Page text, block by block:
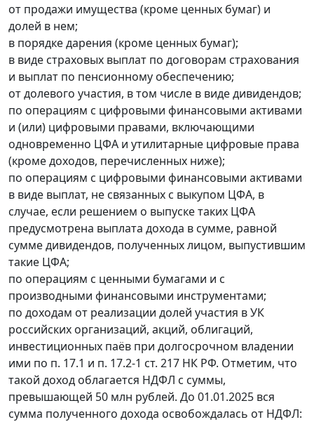
от продажи имущества (кроме ценных бумаг) и
долей в нем;
в порядке дарения (кроме ценных бумаг);
в виде страховых выплат по договорам страхования
и выплат по пенсионному обеспечению;
от долевого участия, в том числе в виде дивидендов;
по операциям с цифровыми финансовыми активами
и (или) цифровыми правами, включающими
одновременно ЦФА и утилитарные цифровые права
(кроме доходов, перечисленных ниже);
по операциям с цифровыми финансовыми активами
в виде выплат, не связанных с выкупом ЦФА, в
случае, если решением о выпуске таких ЦФА
предусмотрена выплата дохода в сумме, равной
сумме дивидендов, полученных лицом, выпустившим
такие ЦФА;
по операциям с ценными бумагами и с
производными финансовыми инструментами;
по доходам от реализации долей участия в УК
российских организаций, акций, облигаций,
инвестиционных паёв при долгосрочном владении
ими по п. 17.1 и п. 17.2-1 ст. 217 НК РФ. Отметим, что
такой доход облагается НДФЛ с суммы,
превышающей 50 млн рублей. До 01.01.2025 вся
сумма полученного дохода освобождалась от НДФЛ: